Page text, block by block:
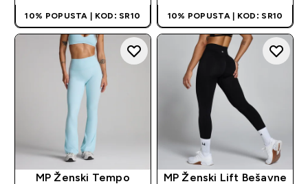
10% POPUSTA | KOD: SR10 10% POPUSTA | KOD: SR10
MP Ženski Tempo
MP Ženski Lift Bešavne